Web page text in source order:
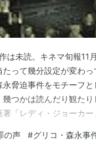
は未読。キネマ旬報11
って幾分設定が変わっ
永脅迫事件をモチーフ
幾つかは読んだり観た
「レディ・ジョーカー
中古】レディ・ジョーカ
格：12208円（税込、送
の声 #グリコ・森永事